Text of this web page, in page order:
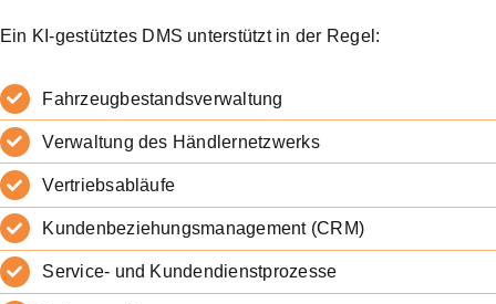
Ein KI-gestütztes DMS unterstützt in der Regel:
Fahrzeugbestandsverwaltung
Verwaltung des Händlernetzwerks
Vertriebsabläufe
Kundenbeziehungsmanagement (CRM)
Service- und Kundendienstprozesse